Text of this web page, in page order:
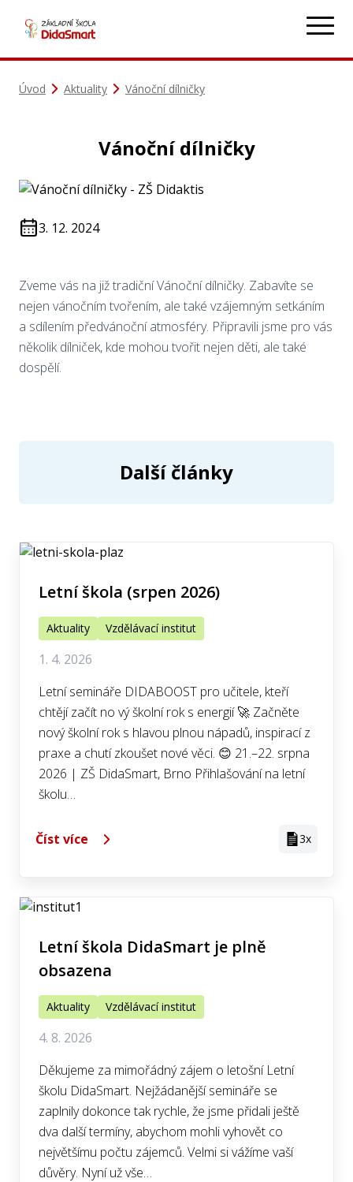
Úvod Aktuality Vánoční dílničky
Vánoční dílničky
3. 12. 2024
Zveme vás na již tradiční Vánoční dílničky. Zabavíte se
nejen vánočním tvořením, ale také vzájemným setkáním
a sdílením předvánoční atmosféry. Připravili jsme pro vás
několik dílniček, kde mohou tvořit nejen děti, ale také
dospělí.
Další články
Letní škola (srpen 2026)
Aktuality Vzdělávací institut
1. 4. 2026
Letní semináře DIDABOOST pro učitele, kteří
chtějí začít no vý školní rok s energií 🚀 Začněte
nový školní rok s hlavou plnou nápadů, inspirací z
praxe a chutí zkoušet nové věci. 😊 21.–22. srpna
2026 | ZŠ DidaSmart, Brno Přihlašování na letní
školu…
Číst více 3x
Letní škola DidaSmart je plně
obsazena
Aktuality Vzdělávací institut
4. 8. 2026
Děkujeme za mimořádný zájem o letošní Letní
školu DidaSmart. Nejžádanější semináře se
zaplnily dokonce tak rychle, že jsme přidali ještě
dva další termíny, abychom mohli vyhovět co
největšímu počtu zájemců. Velmi si vážíme vaší
důvěry. Nyní už vše…